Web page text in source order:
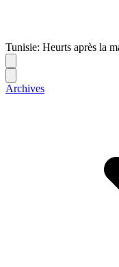
Tunisie: Heurts après la
Archives